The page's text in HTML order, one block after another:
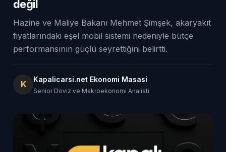
değil
Hazine ve Maliye Bakanı Mehmet Şimşek, akaryakıt
fiyatlarındaki eşel mobil sistemi nedeniyle bütçe
performansının güçlü seyrettiğini belirtti.
K Kapalicarsi.net Ekonomi Masasi
Senior Doviz ve Makroekonomi Analisti